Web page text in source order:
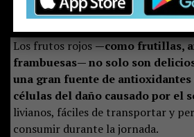
Los frutos rojos—como frutillas,
frambuesas— no solo son
una gran fuente de
células del daño causado por el
livianos, fáciles de transportar y
consumir durante la jornada.